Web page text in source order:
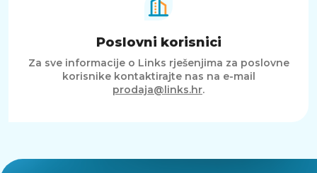
Poslovni korisnici
Za sve informacije o Links rješenjima za poslovne
korisnike kontaktirajte nas na e-mail
prodaja@links.hr.